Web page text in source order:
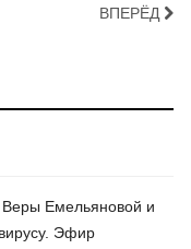
ВПЕРЁД
Емельяновой и
Эфир